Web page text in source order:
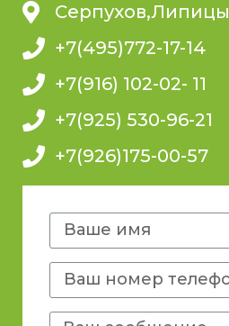
Серпухов,Липицы
+7(495)772-17-14
+7(916) 102-02- 11
+7(925) 530-96-21
+7(926)175-00-57